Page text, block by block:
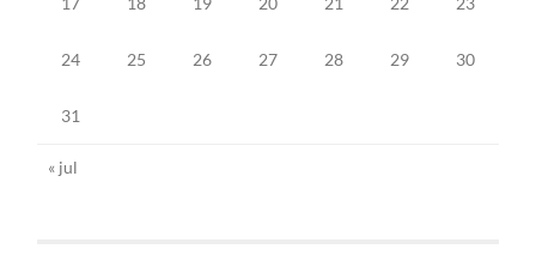
24 25 26 27 28 29 30
31
« jul